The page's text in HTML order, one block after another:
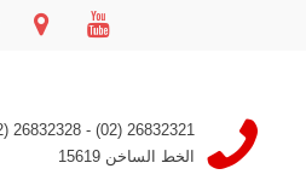
26832321 (02) - 26832328 (02)
الخط الساخن 15619